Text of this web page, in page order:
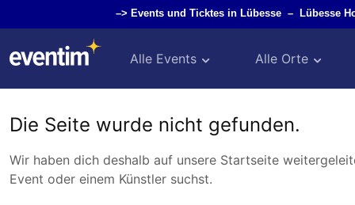
–> Events und Ticktes in Lübesse – Lübesse